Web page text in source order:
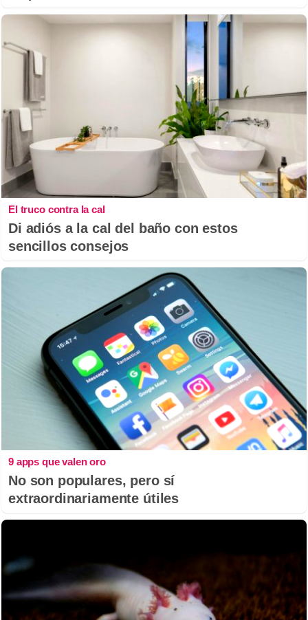
El truco contra la cal
Di adiós a la cal del baño con estos
sencillos consejos
9 apps que valen oro
No son populares, pero sí
extraordinariamente útiles